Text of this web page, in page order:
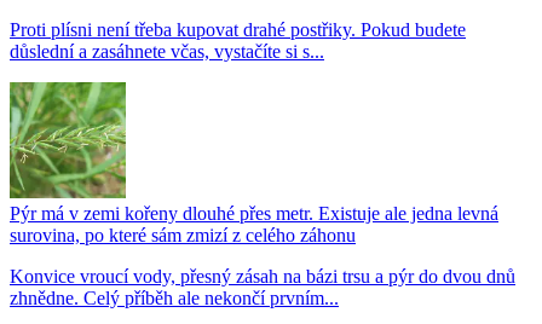
Proti plísni není třeba kupovat drahé postřiky. Pokud budete
důslední a zasáhnete včas, vystačíte si s...
Pýr má v zemi kořeny dlouhé přes metr. Existuje ale jedna levná
surovina, po které sám zmizí z celého záhonu
Konvice vroucí vody, přesný zásah na bázi trsu a pýr do dvou dnů
zhnědne. Celý příběh ale nekončí prvním...